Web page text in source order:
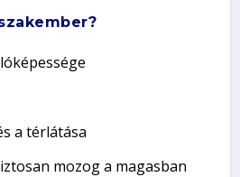
a térlátása
mozog a magasban